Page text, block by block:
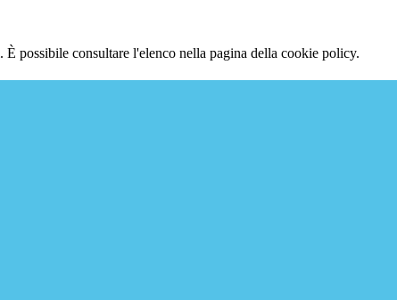
possibile consultare l'elenco nella pagina della cookie policy.